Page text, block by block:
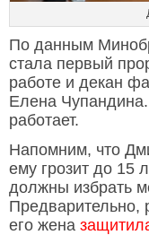
По данным
стала первый
работе и декан
Елена
работает.
Напомним, что
ему грозит до 15
должны избрать
Предварительно,
его жена